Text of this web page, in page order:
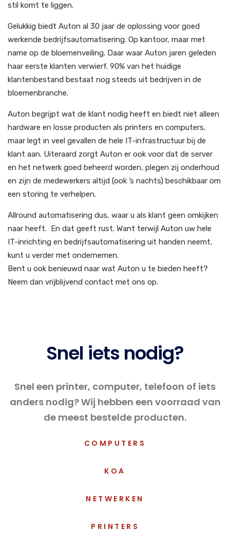
stil komt te liggen.
Gelukkig biedt Auton al 30 jaar de oplossing voor goed
werkende bedrijfsautomatisering. Op kantoor, maar met
name op de bloemenveiling. Daar waar Auton jaren geleden
haar eerste klanten verwierf. 90% van het huidige
klantenbestand bestaat nog steeds uit bedrijven in de
bloemenbranche.
Auton begrijpt wat de klant nodig heeft en biedt niet alleen
hardware en losse producten als printers en computers,
maar legt in veel gevallen de hele IT-infrastructuur bij de
klant aan. Uiteraard zorgt Auton er ook voor dat de server
en het netwerk goed beheerd worden, plegen zij onderhoud
en zijn de medewerkers altijd (ook ’s nachts) beschikbaar om
een storing te verhelpen.
Allround automatisering dus, waar u als klant geen omkijken
naar heeft. En dat geeft rust. Want terwijl Auton uw hele
IT-inrichting en bedrijfsautomatisering uit handen neemt,
kunt u verder met ondernemen.
Bent u ook benieuwd naar wat Auton u te bieden heeft?
Neem dan vrijblijvend contact met ons op.
Snel iets nodig?
Snel een printer, computer, telefoon of iets
anders nodig? Wij hebben een voorraad van
de meest bestelde producten.
COMPUTERS
KOA
NETWERKEN
PRINTERS